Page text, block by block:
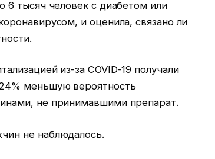
6 тысяч человек с диабетом или
и оценила, связано ли
из-за COVID-19 получали
меньшую вероятность
не принимавшими препарат.
не наблюдалось.